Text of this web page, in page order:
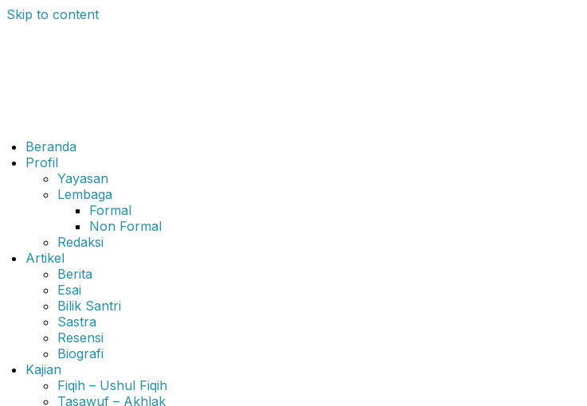
Skip to content
Beranda
Profil
Yayasan
Lembaga
Formal
Non Formal
Redaksi
Artikel
Berita
Esai
Bilik Santri
Sastra
Resensi
Biografi
Kajian
Fiqih – Ushul Fiqih
Tasawuf – Akhlak